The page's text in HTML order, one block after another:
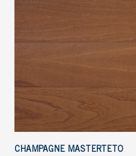
CHAMPAGNE MASTERTETO